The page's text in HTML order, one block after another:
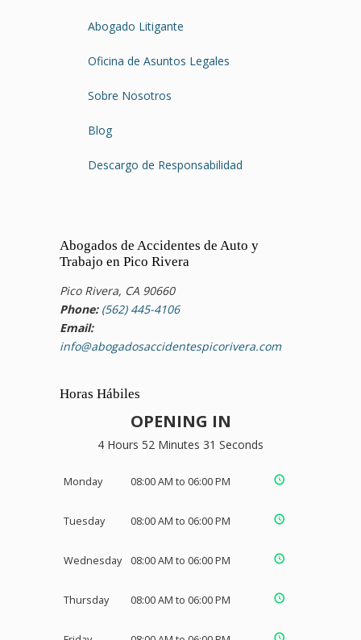
Abogado Litigante
Oficina de Asuntos Legales
Sobre Nosotros
Blog
Descargo de Responsabilidad
Abogados de Accidentes de Auto y
Trabajo en Pico Rivera
Pico Rivera, CA 90660
Phone: (562) 445-4106
Email:
info@abogadosaccidentespicorivera.com
Horas Hábiles
OPENING IN
4 Hours 52 Minutes 31 Seconds
Monday 08:00 AM to 06:00 PM
Tuesday 08:00 AM to 06:00 PM
Wednesday 08:00 AM to 06:00 PM
Thursday 08:00 AM to 06:00 PM